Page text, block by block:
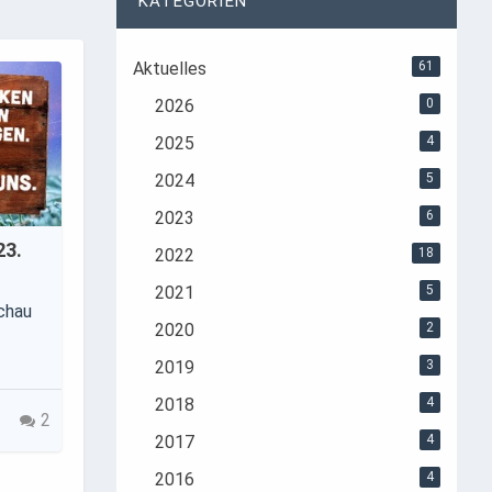
2
Aktuelles 61
2026 0
2025 4
2024 5
2023 6
2022 18
2021 5
2020 2
2019 3
2018 4
2017 4
2016 4